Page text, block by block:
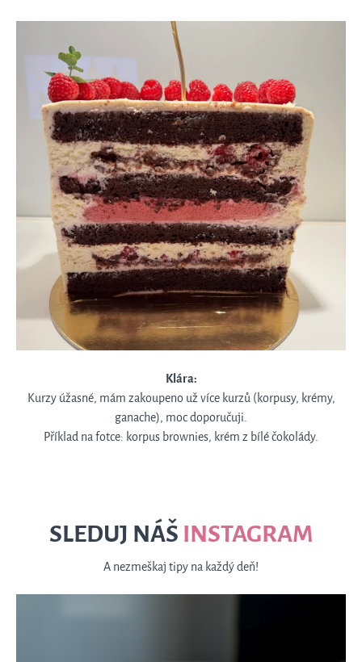
Klára:
Kurzy úžasné, mám zakoupeno už více kurzů (korpusy, krémy,
ganache), moc doporučuji.
Příklad na fotce: korpus brownies, krém z bílé čokolády.
SLEDUJ NÁŠ INSTAGRAM
A nezmeškaj tipy na každý deň!